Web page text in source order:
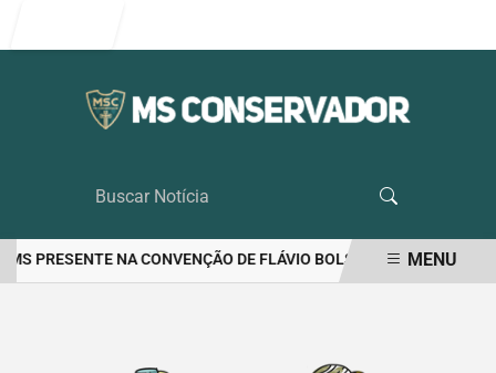
PRESENTE NA CONVENÇÃO DE FLÁVIO BOLSONARO RIEDEL
MENU